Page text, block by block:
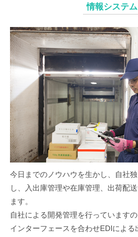
情報システム
今日までのノウハウを生かし、自社
し、入出庫管理や在庫管理、出荷配
ます。
自社による開発管理を行っています
インターフェースを合わせEDIによる